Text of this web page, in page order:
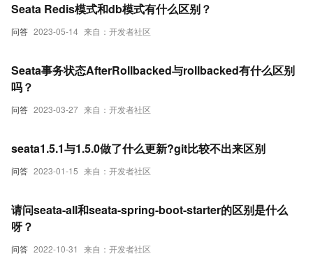
问答 2023-05-14 来自：开发者社区
Seata Redis模式和db模式有什么区别？
问答 2023-03-27 来自：开发者社区
Seata事务状态AfterRollbacked与rollbacked有什么区别
吗？
问答 2023-01-15 来自：开发者社区
seata1.5.1与1.5.0做了什么更新?git比较不出来区别
问答 2022-10-31 来自：开发者社区
请问seata-all和seata-spring-boot-starter的区别是什么
呀？